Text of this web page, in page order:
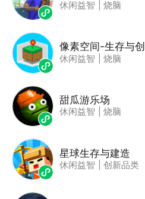
休闲益智 烧脑
休闲益智 烧脑
甜瓜游乐场
休闲益智 烧脑
星球生存与建造
休闲益智 创新品类